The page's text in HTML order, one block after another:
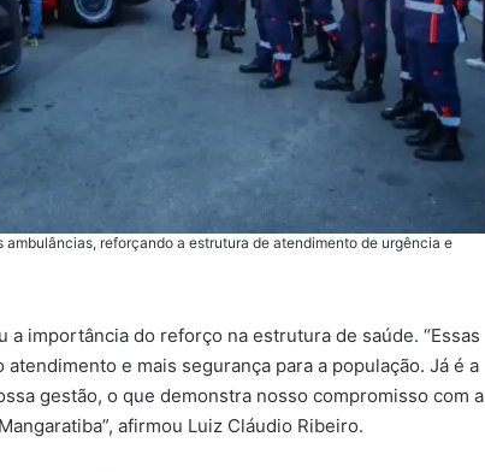
reforçando a estrutura de atendimento de urgência e
importância do reforço na estrutura de saúde. “Essas
e mais segurança para a população. Já é a
gestão, o que demonstra nosso compromisso com a
afirmou Luiz Cláudio Ribeiro.